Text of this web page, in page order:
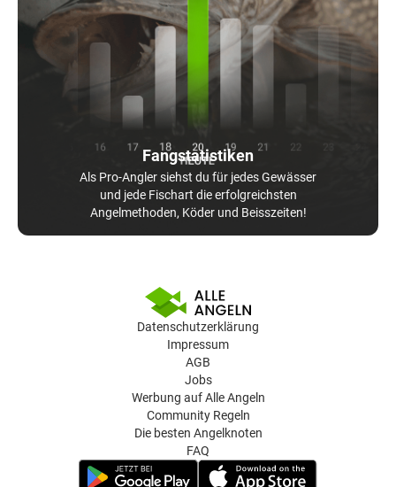
Fangstatistiken
Als Pro-Angler siehst du für jedes Gewässer
und jede Fischart die erfolgreichsten
Angelmethoden, Köder und Beisszeiten!
Datenschutzerklärung
Impressum
AGB
Jobs
Werbung auf Alle Angeln
Community Regeln
Die besten Angelknoten
FAQ